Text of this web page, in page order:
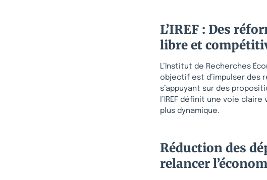
L’IREF : Des
libre et
L’Institut de Recherches
objectif est d’impulser des
s’appuyant sur des
l’IREF définit une voie
plus dynamique.
Réduction des
relancer